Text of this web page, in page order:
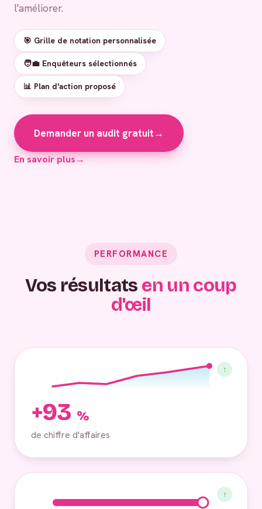
l'améliorer.
🎯 Grille de notation personnalisée
🧑‍💼 Enquêteurs sélectionnés
📊 Plan d'action proposé
Demander un audit gratuit→
En savoir plus→
PERFORMANCE
Vos résultats en un coup
d'œil
↑
+93 %
de chiffre d'affaires
↑